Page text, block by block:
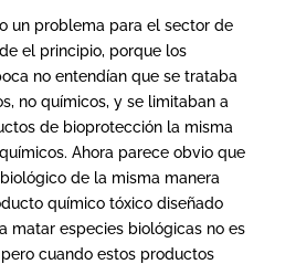
un problema para el sector de
el principio, porque los
no entendían que se trataba
no químicos, y se limitaban a
de bioprotección la misma
Ahora parece obvio que
de la misma manera
químico tóxico diseñado
matar especies biológicas no es
cuando estos productos